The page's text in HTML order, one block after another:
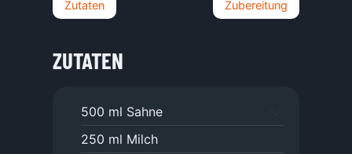
Zutaten Zubereitung
ZUTATEN
500 ml Sahne
250 ml Milch